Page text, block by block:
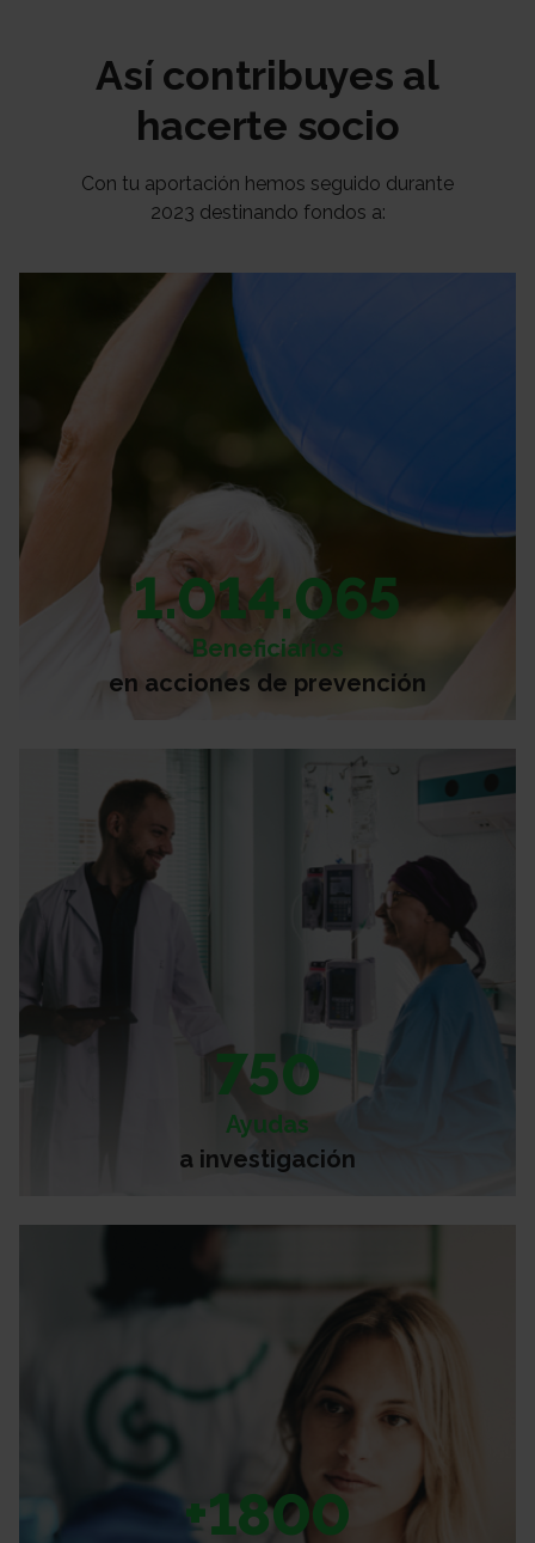
Así contribuyes al
hacerte socio
Con tu aportación hemos seguido durante
2023 destinando fondos a:
1.014.065
Beneficiarios
en acciones de prevención
750
Ayudas
a investigación
+1800